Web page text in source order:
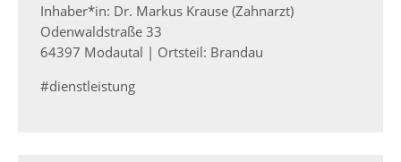
Inhaber*in: Dr. Markus Krause (Zahnarzt)
Odenwaldstraße 33
64397 Modautal | Ortsteil: Brandau
#dienstleistung